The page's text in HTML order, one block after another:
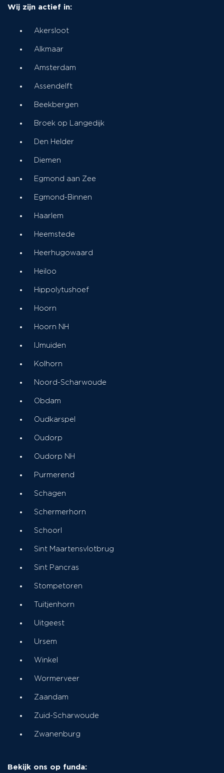
Wij zijn actief in:
Akersloot
Alkmaar
Amsterdam
Assendelft
Beekbergen
Broek op Langedijk
Den Helder
Diemen
Egmond aan Zee
Egmond-Binnen
Haarlem
Heemstede
Heerhugowaard
Heiloo
Hippolytushoef
Hoorn
Hoorn NH
IJmuiden
Kolhorn
Noord-Scharwoude
Obdam
Oudkarspel
Oudorp
Oudorp NH
Purmerend
Schagen
Schermerhorn
Schoorl
Sint Maartensvlotbrug
Sint Pancras
Stompetoren
Tuitjenhorn
Uitgeest
Ursem
Winkel
Wormerveer
Zaandam
Zuid-Scharwoude
Zwanenburg
Bekijk ons op funda: